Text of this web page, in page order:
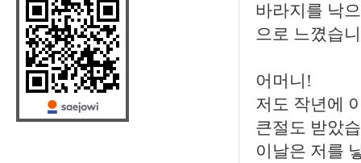
바라지를 낙
으로 느꼈습
어머니!
저도 작년에
큰절도 받았
이날은 저를